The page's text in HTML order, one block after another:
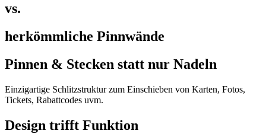
vs.
herkömmliche Pinnwände
Pinnen & Stecken statt nur Nadeln
Einzigartige Schlitzstruktur zum Einschieben von Karten, Fotos,
Tickets, Rabattcodes uvm.
Design trifft Funktion